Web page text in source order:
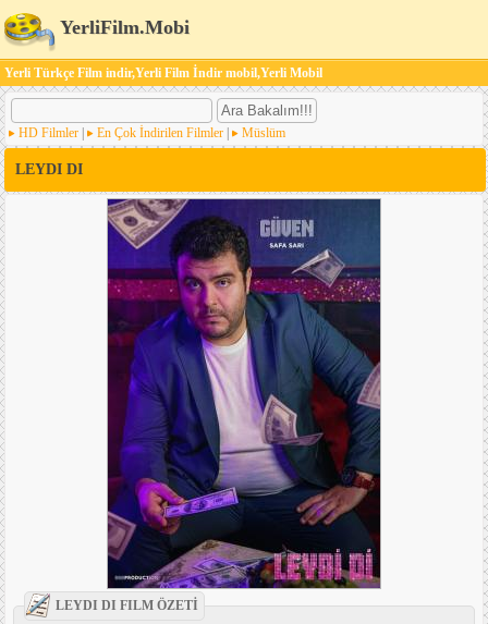
YerliFilm.Mobi
Yerli Türkçe Film indir,Yerli Film İndir mobil,Yerli Mobil
HD Filmler En Çok İndirilen Filmler Müslüm
LEYDI DI
LEYDI DI FILM ÖZETİ